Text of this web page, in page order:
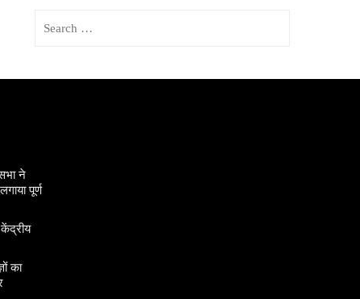
ने
पूर्ण
का